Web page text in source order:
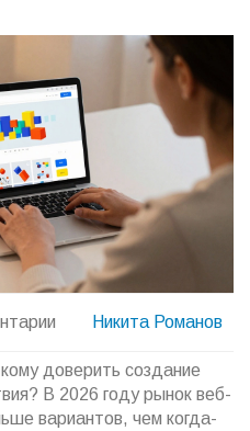
Никита Романов
доверить создание
В 2026 году рынок веб-
вариантов, чем когда-